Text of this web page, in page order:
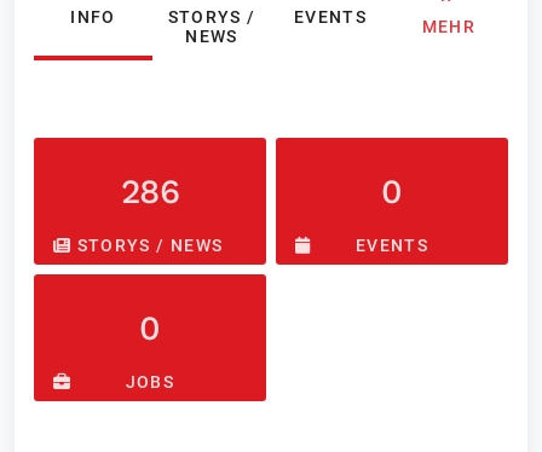
INFO
STORYS /
NEWS
EVENTS MEHR
STORYS / NEWS
286
EVENTS
0
JOBS
0